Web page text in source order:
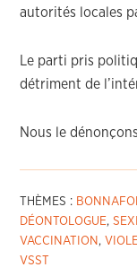
autorités locales
Le parti pris
détriment de
Nous le
THÈMES :
DÉONTOLOGUE,
VACCINATION ,
VSST